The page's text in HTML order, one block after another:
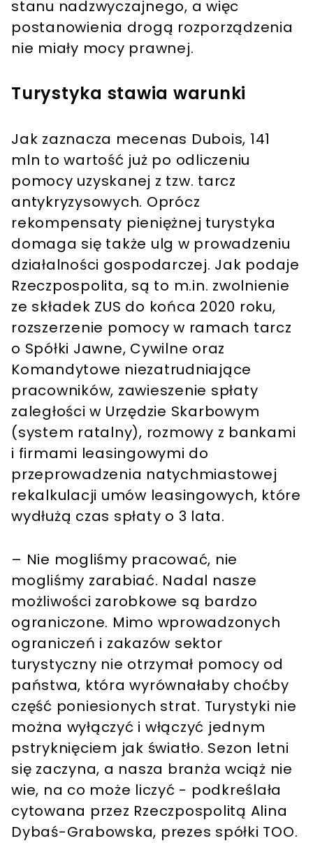
stanu nadzwyczajnego, a więc
postanowienia drogą rozporządzenia
nie miały mocy prawnej.
Turystyka stawia warunki
Jak zaznacza mecenas Dubois, 141
mln to wartość już po odliczeniu
pomocy uzyskanej z tzw. tarcz
antykryzysowych. Oprócz
rekompensaty pieniężnej turystyka
domaga się także ulg w prowadzeniu
działalności gospodarczej. Jak podaje
Rzeczpospolita, są to m.in. zwolnienie
ze składek ZUS do końca 2020 roku,
rozszerzenie pomocy w ramach tarcz
o Spółki Jawne, Cywilne oraz
Komandytowe niezatrudniające
pracowników, zawieszenie spłaty
zaległości w Urzędzie Skarbowym
(system ratalny), rozmowy z bankami
i firmami leasingowymi do
przeprowadzenia natychmiastowej
rekalkulacji umów leasingowych, które
wydłużą czas spłaty o 3 lata.
– Nie mogliśmy pracować, nie
mogliśmy zarabiać. Nadal nasze
możliwości zarobkowe są bardzo
ograniczone. Mimo wprowadzonych
ograniczeń i zakazów sektor
turystyczny nie otrzymał pomocy od
państwa, która wyrównałaby choćby
część poniesionych strat. Turystyki nie
można wyłączyć i włączyć jednym
pstryknięciem jak światło. Sezon letni
się zaczyna, a nasza branża wciąż nie
wie, na co może liczyć - podkreślała
cytowana przez Rzeczpospolitą Alina
Dybaś-Grabowska, prezes spółki TOO.